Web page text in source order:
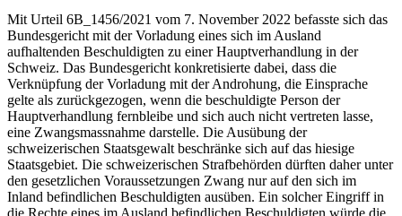
Mit Urteil 6B_1456/2021 vom 7. November 2022 befasste sich das
Bundesgericht mit der Vorladung eines sich im Ausland
aufhaltenden Beschuldigten zu einer Hauptverhandlung in der
Schweiz. Das Bundesgericht konkretisierte dabei, dass die
Verknüpfung der Vorladung mit der Androhung, die Einsprache
gelte als zurückgezogen, wenn die beschuldigte Person der
Hauptverhandlung fernbleibe und sich auch nicht vertreten lasse,
eine Zwangsmassnahme darstelle. Die Ausübung der
schweizerischen Staatsgewalt beschränke sich auf das hiesige
Staatsgebiet. Die schweizerischen Strafbehörden dürften daher unter
den gesetzlichen Voraussetzungen Zwang nur auf den sich im
Inland befindlichen Beschuldigten ausüben. Ein solcher Eingriff in